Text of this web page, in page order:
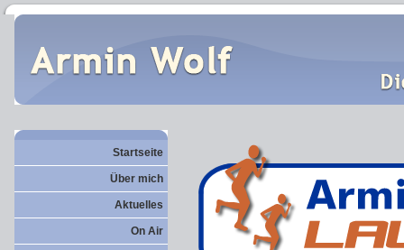
Startseite
Über mich
Aktuelles
On Air